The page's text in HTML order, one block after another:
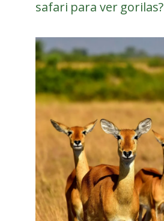
safari para ver gorilas?